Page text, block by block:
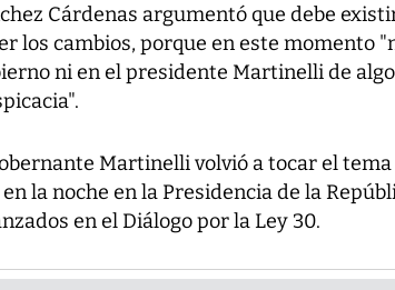
Cárdenas argumentó que debe
los cambios, porque en este momento
ni en el presidente Martinelli de
Martinelli volvió a tocar el
la noche en la Presidencia de la
en el Diálogo por la Ley 30.